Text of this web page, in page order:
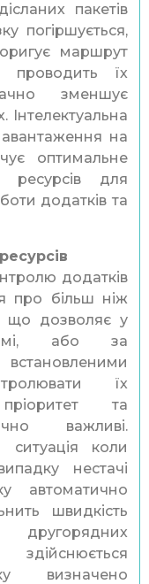
пакетів
погіршується,
маршрут
проводить їх
зменшує
Інтелектуальна
на
оптимальне
ресурсів для
додатків та
додатків
про більш ніж
що дозволяє у
або за
їх
та
важливі.
коли
нестачі
автоматично
швидкість
визначено